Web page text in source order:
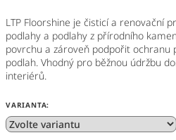
LTP Floorshine je čisticí a renovační
podlahy a podlahy z přírodního
povrchu a zároveň podpořit ochranu
podlah. Vhodný pro běžnou údržbu
interiérů.
VARIANTA: